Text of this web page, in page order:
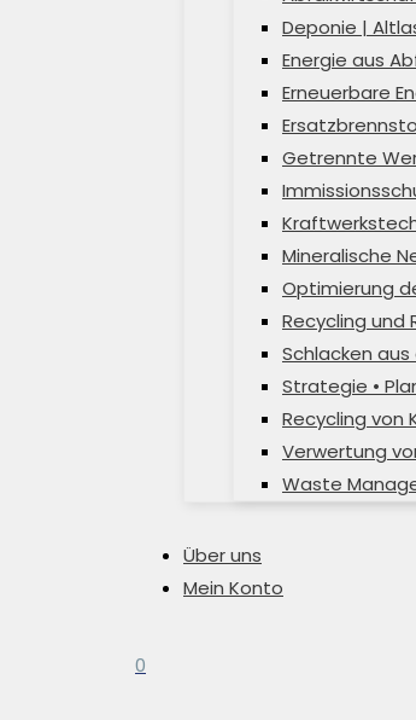
Deponie |
Energie aus
Erneuerbare
Getrennte
Mineralische
Optimierung
Recycling und
Schlacken
Strategie •
Recycling von
Verwertung
Waste
Über uns
Mein Konto
0